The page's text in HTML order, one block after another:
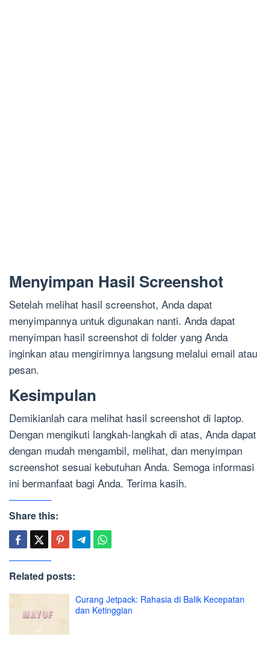
Menyimpan Hasil Screenshot
Setelah melihat hasil screenshot, Anda dapat
menyimpannya untuk digunakan nanti. Anda dapat
menyimpan hasil screenshot di folder yang Anda
inginkan atau mengirimnya langsung melalui email atau
pesan.
Kesimpulan
Demikianlah cara melihat hasil screenshot di laptop.
Dengan mengikuti langkah-langkah di atas, Anda dapat
dengan mudah mengambil, melihat, dan menyimpan
screenshot sesuai kebutuhan Anda. Semoga informasi
ini bermanfaat bagi Anda. Terima kasih.
Share this:
Related posts:
Curang Jetpack: Rahasia di Balik Kecepatan
dan Ketinggian